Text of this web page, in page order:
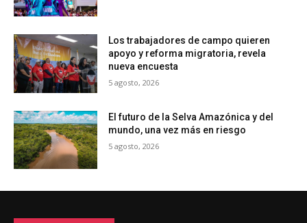
Los trabajadores de campo quieren
apoyo y reforma migratoria, revela
nueva encuesta
5 agosto, 2026
El futuro de la Selva Amazónica y del
mundo, una vez más en riesgo
5 agosto, 2026